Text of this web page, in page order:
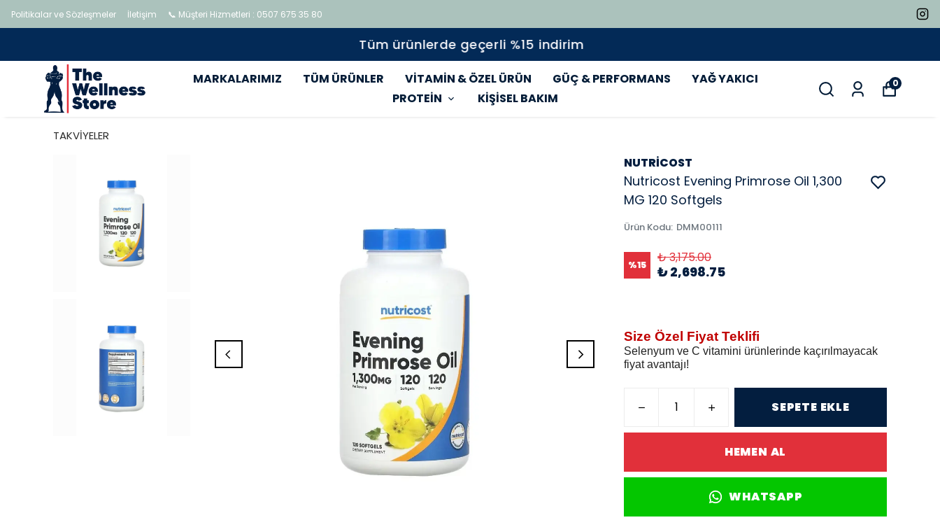
Politikalar ve Sözleşmeler İletişim 📞 Müşteri Hizmetleri : 0507 675 35 80
Tüm ürünlerde geçerli %15 indirim
MARKALARIMIZ TÜM ÜRÜNLER VİTAMİN & ÖZEL ÜRÜN GÜÇ & PERFORMANS
YAĞ YAKICI
PROTEİN
KİŞİSEL BAKIM
0
TAKVİYELER
NUTRİCOST
Nutricost Evening Primrose Oil 1,300
MG 120 Softgels
Ürün Kodu: DMM00111
%15 ₺ 3,175.00
₺ 2,698.75
Size Özel Fiyat Teklifi
Selenyum ve C vitamini ürünlerinde kaçırılmayacak
fiyat avantajı!
SEPETE EKLE
HEMEN AL
WHATSAPP